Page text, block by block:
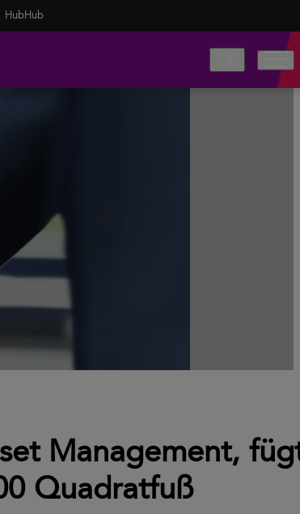
HubHub
Management,
Quadratfuß